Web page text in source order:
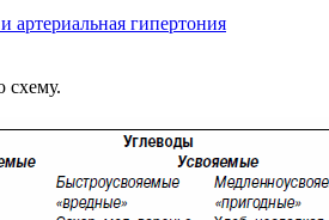
артериальная гипертония
схему.